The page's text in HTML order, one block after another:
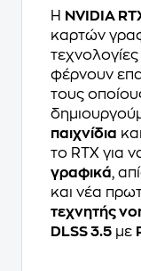
Η NVIDIA
καρτών
τεχνολογίες
φέρνουν
τους
παιχνίδια και
το RTX για
γραφικά,
και νέα
τεχνητής
DLSS 3.5 με